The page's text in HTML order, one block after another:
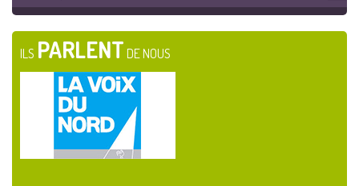
ILS PARLENT DE NOUS